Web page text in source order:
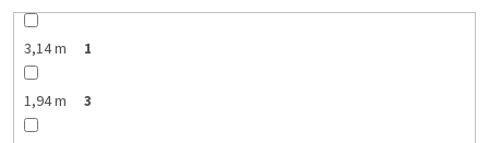
3,14 m 1
1,94 m 3